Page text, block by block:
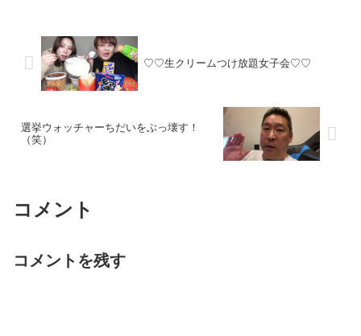
♡♡生クリームつけ放題女子会♡♡
選挙ウォッチャーちだいをぶっ壊す！
（笑）
コメント
コメントを残す